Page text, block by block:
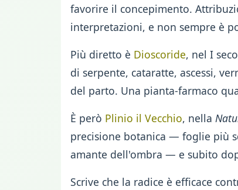
favorire il concepimento.
interpretazioni, e non sempre è
Più diretto è Dioscoride, nel I
di serpente, cataratte, ascessi,
del parto. Una pianta-farmaco
È però Plinio il Vecchio, nella
precisione botanica — foglie più
amante dell'ombra — e subito
Scrive che la radice è efficace